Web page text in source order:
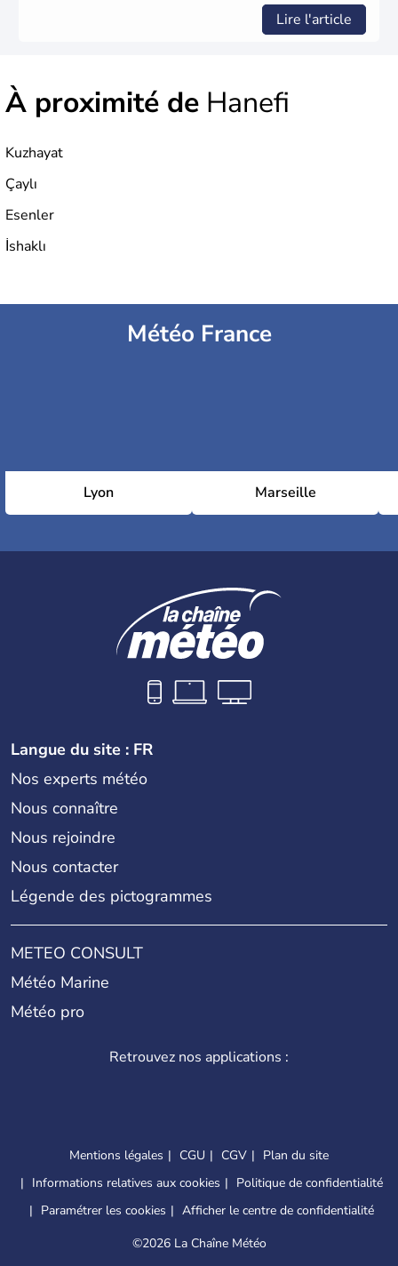
Lire l'article
À proximité de Hanefi
Kuzhayat
Çaylı
Esenler
İshaklı
Météo France
Lyon Marseille
Langue du site : FR
Nos experts météo
Nous connaître
Nous rejoindre
Nous contacter
Légende des pictogrammes
METEO CONSULT
Météo Marine
Météo pro
Retrouvez nos applications :
Mentions légales CGU CGV
Plan du site
Informations relatives aux cookies
Politique de confidentialité
Paramétrer les cookies
Afficher le centre de confidentialité
©2026 La Chaîne Météo